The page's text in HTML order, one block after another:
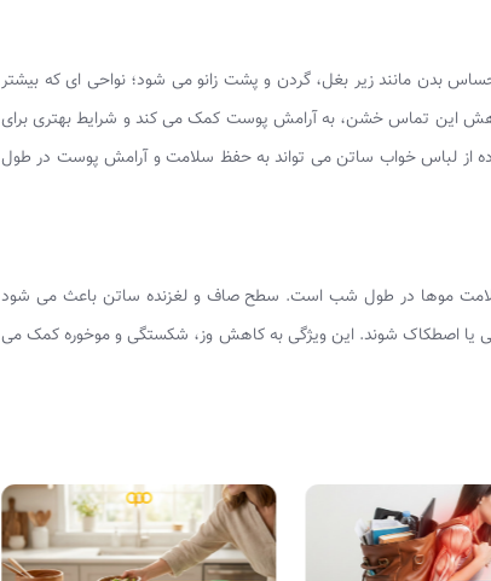
بدن مانند زیر بغل، گردن و پشت زانو می‌ شود؛ نواحی‌ ای که بیشتر
این تماس خشن، به آرامش پوست کمک می‌ کند و شرایط بهتری برای
از لباس خواب ساتن می‌ تواند به حفظ سلامت و آرامش پوست در طول
سلامت موها در طول شب است. سطح صاف و لغزنده ساتن باعث می‌ شود
یا اصطکاک شوند. این ویژگی به کاهش وز، شکستگی و موخوره کمک می‌